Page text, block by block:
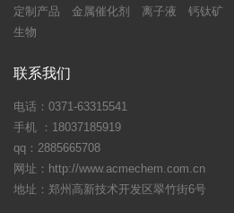
定制产品
金属催化剂 离子液 钙钛矿
生物
联系我们
电话：0371-63315541
手机 ：18037185919
qq：2885665708
网址：http://www.acmechem.com.cn
地址：郑州高新技术开发区翠竹街6号